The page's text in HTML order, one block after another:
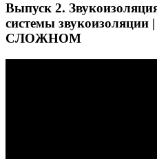
Выпуск 2.
системы
СЛОЖНОМ